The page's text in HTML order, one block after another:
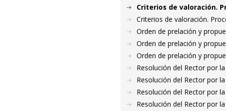
Criterios de valoración.
Criterios de valoración.
Orden de prelación y
Orden de prelación y
Orden de prelación y
Resolución del Rector por
Resolución del Rector por
Resolución del Rector por
Resolución del Rector por